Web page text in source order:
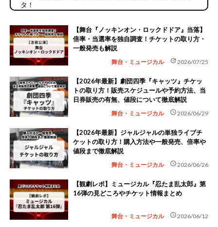
タ！
【舞台『ノッキンオン・ロックドドア』当落】
倍率・当選率を独自調査！チケットの取り方・
一般発売も解説
舞台・ミュージカル update2026/07/25
【2026年最新】劇団四季『キャッツ』チケッ
トの取り方！販売スケジュールや予約方法、当
日券販売の有無、値段について徹底解説
舞台・ミュージカル schedule2026/06/29
【2026年最新】ジャルジャルの単独ライブチ
ケットの取り方！購入方法や一般発売、倍率や
値段まで徹底解説
舞台・ミュージカル schedule2026/06/26
【観劇レポ】ミュージカル『忍たま乱太郎』第
16弾の見どころやチケット情報まとめ
舞台・ミュージカル schedule2026/06/12